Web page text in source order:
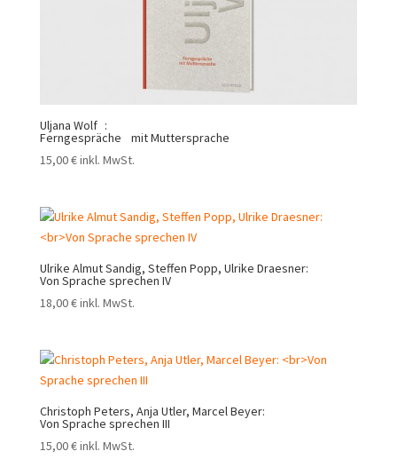
Uljana Wolf :
Ferngespräche mit Muttersprache
15,00€inkl. MwSt.
Ulrike Almut Sandig, Steffen Popp, Ulrike Draesner:
Von Sprache sprechen IV
18,00€inkl. MwSt.
Christoph Peters, Anja Utler, Marcel Beyer:
Von Sprache sprechen III
15,00€inkl. MwSt.